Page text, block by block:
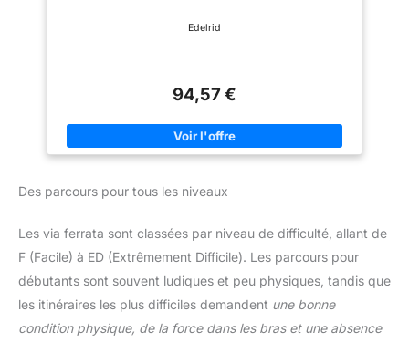
Edelrid
94,57 €
Des parcours pour tous les niveaux
Les via ferrata sont classées par niveau de difficulté, allant de
F (Facile) à ED (Extrêmement Difficile). Les parcours pour
débutants sont souvent ludiques et peu physiques, tandis que
les itinéraires les plus difficiles demandent une bonne
condition physique, de la force dans les bras et une absence